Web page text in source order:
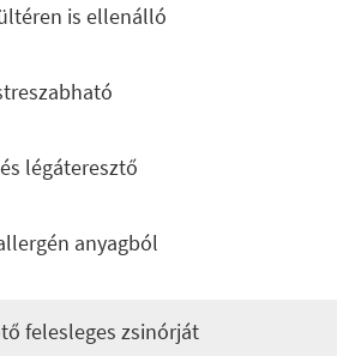
is ellenálló
légáteresztő
anyagból
felesleges zsinórját